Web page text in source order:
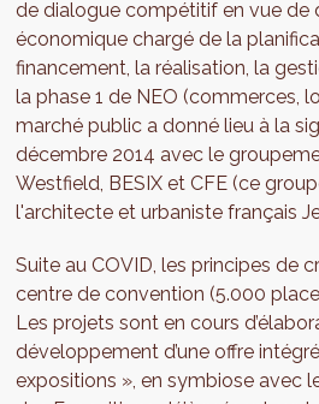
de dialogue compétitif en vue de
économique chargé de la
financement, la réalisation, la
la phase 1 de NEO (commerces,
marché public a donné lieu à la
décembre 2014 avec le
Westfield, BESIX et CFE (ce
l'architecte et urbaniste français
Suite au COVID, les principes de
centre de convention (5.000
Les projets sont en cours
développement d’une offre
expositions », en symbiose avec